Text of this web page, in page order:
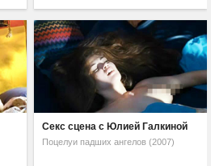
Секс сцена с Юлией Галкиной
Поцелуи падших ангелов (2007)